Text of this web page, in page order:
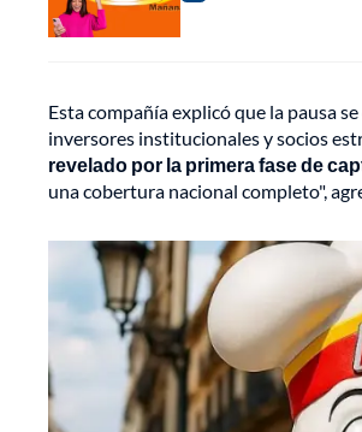
Esta compañía explicó que la pausa
inversores institucionales y socios
revelado por la primera fase de
una cobertura nacional completo",